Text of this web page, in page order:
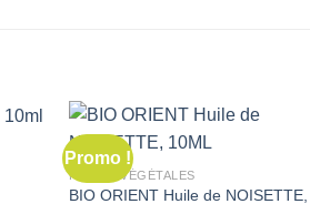
Promo !
HUILES VÉGÉTALES
BIO ORIENT Huile de NOISETTE,